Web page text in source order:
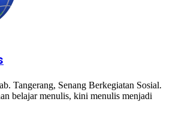
Tangerang, Senang Berkegiatan Sosial.
belajar menulis, kini menulis menjadi